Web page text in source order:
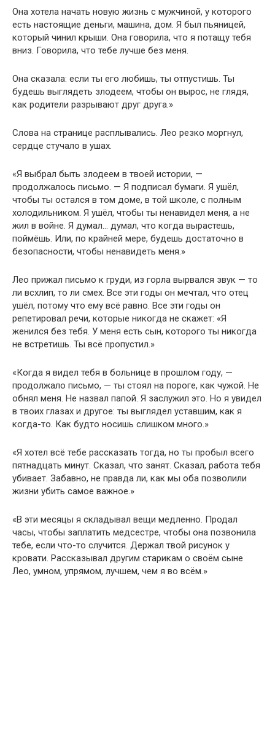
Она хотела начать новую жизнь с мужчиной, у которого
есть настоящие деньги, машина, дом. Я был пьяницей,
который чинил крыши. Она говорила, что я потащу тебя
вниз. Говорила, что тебе лучше без меня.
Она сказала: если ты его любишь, ты отпустишь. Ты
будешь выглядеть злодеем, чтобы он вырос, не глядя,
как родители разрывают друг друга.»
Слова на странице расплывались. Лео резко моргнул,
сердце стучало в ушах.
«Я выбрал быть злодеем в твоей истории, —
продолжалось письмо. — Я подписал бумаги. Я ушёл,
чтобы ты остался в том доме, в той школе, с полным
холодильником. Я ушёл, чтобы ты ненавидел меня, а не
жил в войне. Я думал… думал, что когда вырастешь,
поймёшь. Или, по крайней мере, будешь достаточно в
безопасности, чтобы ненавидеть меня.»
Лео прижал письмо к груди, из горла вырвался звук — то
ли всхлип, то ли смех. Все эти годы он мечтал, что отец
ушёл, потому что ему всё равно. Все эти годы он
репетировал речи, которые никогда не скажет: «Я
женился без тебя. У меня есть сын, которого ты никогда
не встретишь. Ты всё пропустил.»
«Когда я видел тебя в больнице в прошлом году, —
продолжало письмо, — ты стоял на пороге, как чужой. Не
обнял меня. Не назвал папой. Я заслужил это. Но я увидел
в твоих глазах и другое: ты выглядел уставшим, как я
когда-то. Как будто носишь слишком много.»
«Я хотел всё тебе рассказать тогда, но ты пробыл всего
пятнадцать минут. Сказал, что занят. Сказал, работа тебя
убивает. Забавно, не правда ли, как мы оба позволили
жизни убить самое важное.»
«В эти месяцы я складывал вещи медленно. Продал
часы, чтобы заплатить медсестре, чтобы она позвонила
тебе, если что-то случится. Держал твой рисунок у
кровати. Рассказывал другим старикам о своём сыне
Лео, умном, упрямом, лучшем, чем я во всём.»